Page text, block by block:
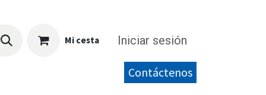
Mi cesta Iniciar sesión
Contáctenos